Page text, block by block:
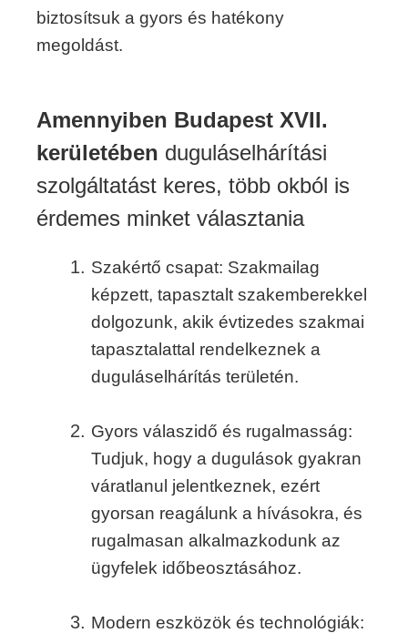
biztosítsuk a gyors és hatékony
megoldást.
Amennyiben Budapest XVII.
kerületében duguláselhárítási
szolgáltatást keres, több okból is
érdemes minket választania
Szakértő csapat: Szakmailag
képzett, tapasztalt szakemberekkel
dolgozunk, akik évtizedes szakmai
tapasztalattal rendelkeznek a
duguláselhárítás területén.
Gyors válaszidő és rugalmasság:
Tudjuk, hogy a dugulások gyakran
váratlanul jelentkeznek, ezért
gyorsan reagálunk a hívásokra, és
rugalmasan alkalmazkodunk az
ügyfelek időbeosztásához.
Modern eszközök és technológiák: